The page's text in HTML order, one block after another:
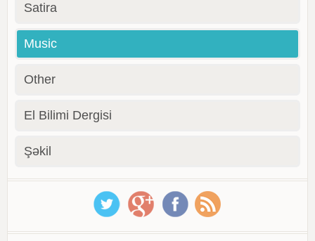
Satira
Music
Other
El Bilimi Dergisi
Şəkil